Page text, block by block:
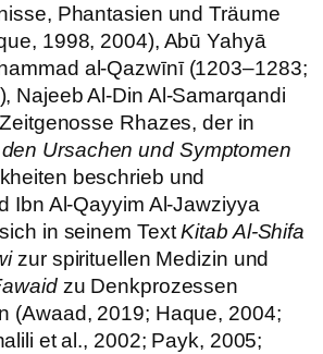
Phantasien und Träume
1998, 2004), Abū Yahyā
al-Qazwīnī (1203–1283;
Najeeb Al-Din Al-Samarqandi
Rhazes, der in
Ursachen und Symptomen
beschrieb und
Ibn Al-Qayyim Al-Jawziyya
in seinem TextKitab Al-Shifa
zur spirituellen Medizin und
zu Denkprozessen
(Awaad, 2019; Haque, 2004;
et al., 2002; Payk, 2005;